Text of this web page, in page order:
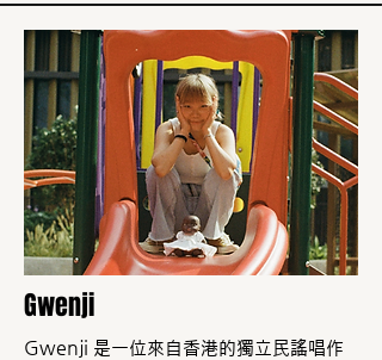
Gwenji
Gwenji 是一位來自香港的獨立民謠唱作